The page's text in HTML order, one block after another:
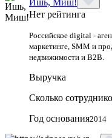
Нет рейтинга
Российское digital -
маркетинге, SMM и
недвижимости и B2B.
Выручка
Сколько
Год основания2014